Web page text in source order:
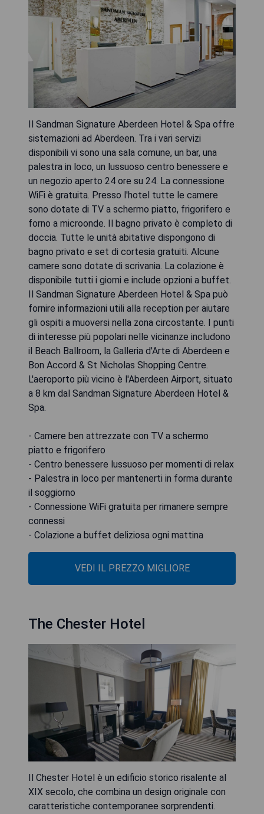
Il Sandman Signature Aberdeen Hotel & Spa offre
sistemazioni ad Aberdeen. Tra i vari servizi
disponibili vi sono una sala comune, un bar, una
palestra in loco, un lussuoso centro benessere e
un negozio aperto 24 ore su 24. La connessione
WiFi è gratuita. Presso l'hotel tutte le camere
sono dotate di TV a schermo piatto, frigorifero e
forno a microonde. Il bagno privato è completo di
doccia. Tutte le unità abitative dispongono di
bagno privato e set di cortesia gratuiti. Alcune
camere sono dotate di scrivania. La colazione è
disponibile tutti i giorni e include opzioni a buffet.
Il Sandman Signature Aberdeen Hotel & Spa può
fornire informazioni utili alla reception per aiutare
gli ospiti a muoversi nella zona circostante. I punti
di interesse più popolari nelle vicinanze includono
il Beach Ballroom, la Galleria d'Arte di Aberdeen e
Bon Accord & St Nicholas Shopping Centre.
L'aeroporto più vicino è l'Aberdeen Airport, situato
a 8 km dal Sandman Signature Aberdeen Hotel &
Spa.
- Camere ben attrezzate con TV a schermo
piatto e frigorifero
- Centro benessere lussuoso per momenti di relax
- Palestra in loco per mantenerti in forma durante
il soggiorno
- Connessione WiFi gratuita per rimanere sempre
connessi
- Colazione a buffet deliziosa ogni mattina
VEDI IL PREZZO MIGLIORE
The Chester Hotel
Il Chester Hotel è un edificio storico risalente al
XIX secolo, che combina un design originale con
caratteristiche contemporanee sorprendenti.